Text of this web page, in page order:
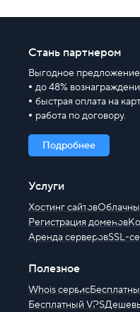
Стань партнером
Выгодное предложение
до 48%
быстрая оплата на
работа по договору.
Подробнее
Услуги
Хостинг сайтов
Регистрация доменов
Аренда серверовSSL-
Полезное
Whois сервис
Бесплатный VPS